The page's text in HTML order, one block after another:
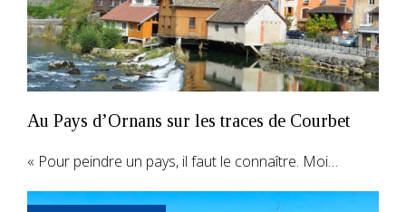
Au Pays d’Ornans sur les traces de Courbet
« Pour peindre un pays, il faut le connaître. Moi…